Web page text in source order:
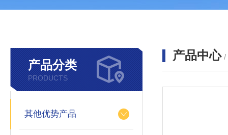
产品分类
PRODUCTS
其他优势产品
产品中心 /